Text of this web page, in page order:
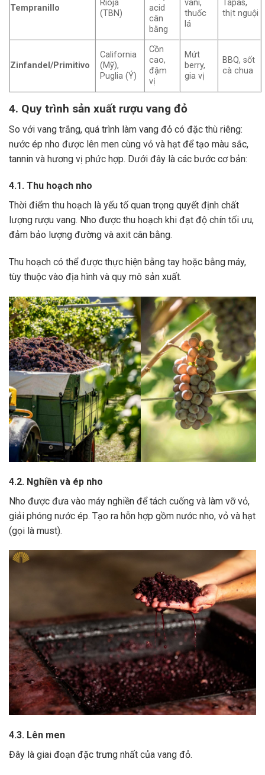
Tempranillo
Rioja
(TBN)
acid
cân
bằng
vani,
thuốc
lá
Tapas,
thịt nguội
Zinfandel/Primitivo
California
(Mỹ),
Puglia (Ý)
Cồn
cao,
đậm
vị
Mứt
berry,
gia vị
BBQ, sốt
cà chua
4. Quy trình sản xuất rượu vang đỏ
So với vang trắng, quá trình làm vang đỏ có đặc thù riêng:
nước ép nho được lên men cùng vỏ và hạt để tạo màu sắc,
tannin và hương vị phức hợp. Dưới đây là các bước cơ bản:
4.1. Thu hoạch nho
Thời điểm thu hoạch là yếu tố quan trọng quyết định chất
lượng rượu vang. Nho được thu hoạch khi đạt độ chín tối ưu,
đảm bảo lượng đường và axit cân bằng.
Thu hoạch có thể được thực hiện bằng tay hoặc bằng máy,
tùy thuộc vào địa hình và quy mô sản xuất.
4.2. Nghiền và ép nho
Nho được đưa vào máy nghiền để tách cuống và làm vỡ vỏ,
giải phóng nước ép. Tạo ra hỗn hợp gồm nước nho, vỏ và hạt
(gọi là must).
4.3. Lên men
Đây là giai đoạn đặc trưng nhất của vang đỏ.